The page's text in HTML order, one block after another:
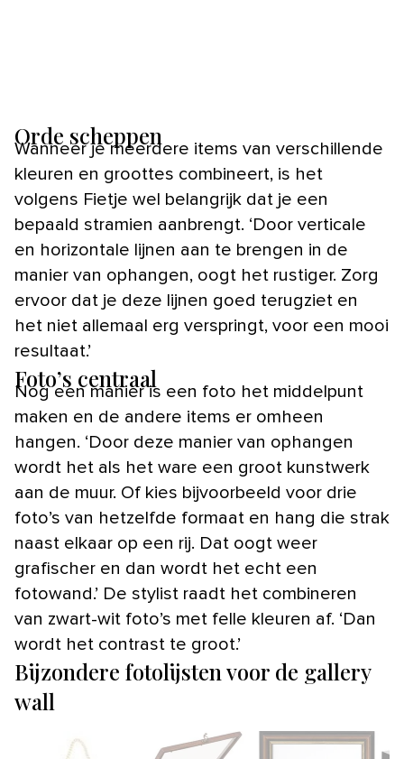
Orde scheppen
Wanneer je meerdere items van verschillende
kleuren en groottes combineert, is het
volgens Fietje wel belangrijk dat je een
bepaald stramien aanbrengt. ‘Door verticale
en horizontale lijnen aan te brengen in de
manier van ophangen, oogt het rustiger. Zorg
ervoor dat je deze lijnen goed terugziet en
het niet allemaal erg verspringt, voor een mooi
resultaat.’
Foto’s centraal
Nog een manier is een foto het middelpunt
maken en de andere items er omheen
hangen. ‘Door deze manier van ophangen
wordt het als het ware een groot kunstwerk
aan de muur. Of kies bijvoorbeeld voor drie
foto’s van hetzelfde formaat en hang die strak
naast elkaar op een rij. Dat oogt weer
grafischer en dan wordt het echt een
fotowand.’ De stylist raadt het combineren
van zwart-wit foto’s met felle kleuren af. ‘Dan
wordt het contrast te groot.’
Bijzondere fotolijsten voor de gallery
wall